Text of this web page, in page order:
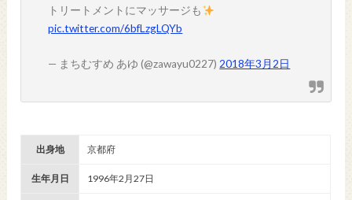
トリートメントにマッサージも
pic.twitter.com/6bfLzgLQYb
— まちむすめ あゆ (@zawayu0227) 2018年3月2日
出身地 京都府
生年月日 1996年2月27日